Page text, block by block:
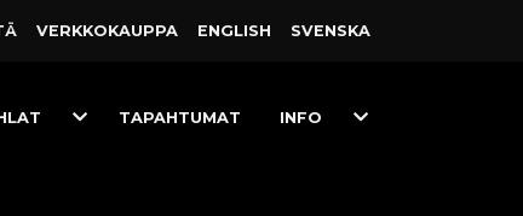
VERKKO­KAUPPA ENGLISH SVENSKA
ToggleTAPAHTUMAT INFO
Toggle